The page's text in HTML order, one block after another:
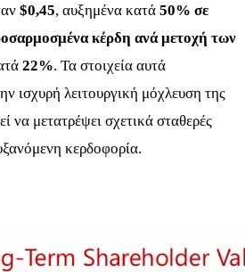
$0,45, αυξημένα κατά 50% σε
κέρδη ανά μετοχή των
22%. Τα στοιχεία αυτά
ισχυρή λειτουργική μόχλευση της
να μετατρέψει σχετικά σταθερές
κερδοφορία.